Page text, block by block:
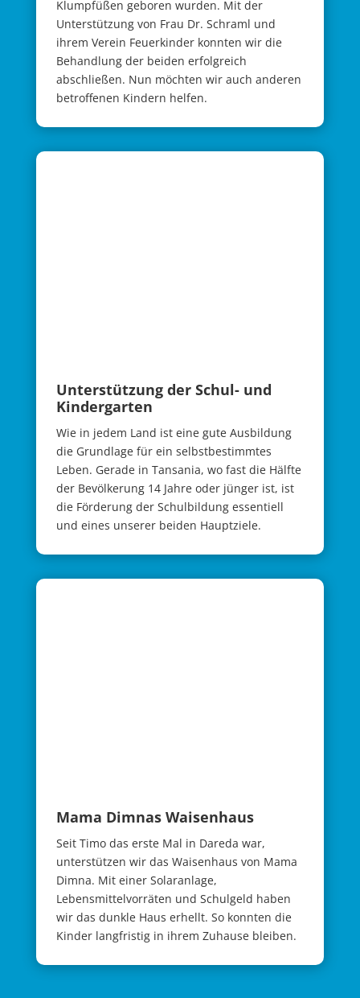
Klumpfüßen geboren wurden. Mit der
Unterstützung von Frau Dr. Schraml und
ihrem Verein Feuerkinder konnten wir die
Behandlung der beiden erfolgreich
abschließen. Nun möchten wir auch anderen
betroffenen Kindern helfen.
Unter­stützung der Schul- und
Kinder­garten
Wie in jedem Land ist eine gute Ausbildung
die Grundlage für ein selbstbestimmtes
Leben. Gerade in Tansania, wo fast die Hälfte
der Bevölkerung 14 Jahre oder jünger ist, ist
die Förderung der Schulbildung essentiell
und eines unserer beiden Hauptziele.
Mama Dimnas Waisenhaus
Seit Timo das erste Mal in Dareda war,
unterstützen wir das Waisenhaus von Mama
Dimna. Mit einer Solaranlage,
Lebensmittelvorräten und Schulgeld haben
wir das dunkle Haus erhellt. So konnten die
Kinder langfristig in ihrem Zuhause bleiben.